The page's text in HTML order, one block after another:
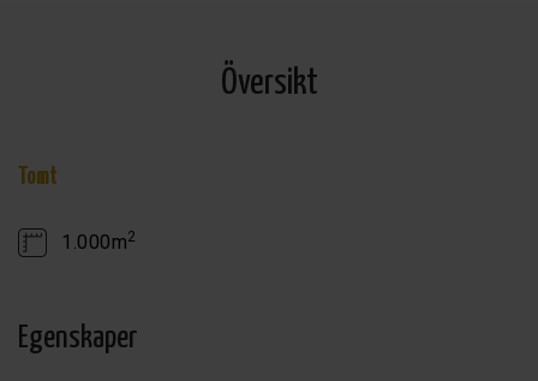
Översikt
Tomt
1.000m2
Egenskaper